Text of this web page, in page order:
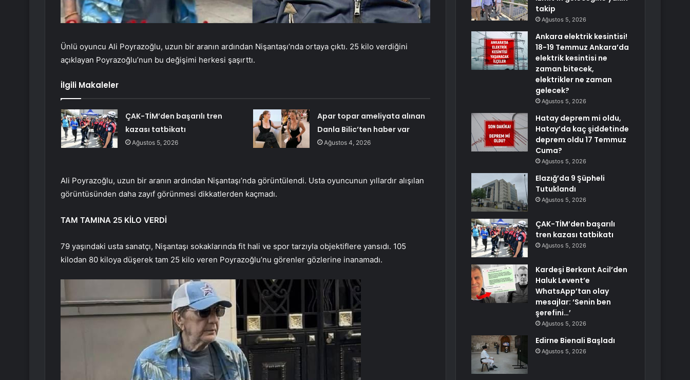
Ünlü oyuncu Ali Poyrazoğlu, uzun bir aranın ardından Nişantaşı’nda ortaya çıktı. 25 kilo verdiğini
açıklayan Poyrazoğlu’nun bu değişimi herkesi şaşırttı.
İlgili Makaleler
ÇAK-TİM’den başarılı tren
kazası tatbikatı
Ağustos 5, 2026
Apar topar ameliyata alınan
Danla Bilic’ten haber var
Ağustos 4, 2026
Ali Poyrazoğlu, uzun bir aranın ardından Nişantaşı’nda görüntülendi. Usta oyuncunun yıllardır alışılan
görüntüsünden daha zayıf görünmesi dikkatlerden kaçmadı.
TAM TAMINA 25 KİLO VERDİ
79 yaşındaki usta sanatçı, Nişantaşı sokaklarında fit hali ve spor tarzıyla objektiflere yansıdı. 105
kilodan 80 kiloya düşerek tam 25 kilo veren Poyrazoğlu’nu görenler gözlerine inanamadı.
takip
Ağustos 5, 2026
Ankara elektrik kesintisi!
18-19 Temmuz Ankara’da
elektrik kesintisi ne
zaman bitecek,
elektrikler ne zaman
gelecek?
Ağustos 5, 2026
Hatay deprem mi oldu,
Hatay’da kaç şiddetinde
deprem oldu 17 Temmuz
Cuma?
Ağustos 5, 2026
Elazığ’da 9 Şüpheli
Tutuklandı
Ağustos 5, 2026
ÇAK-TİM’den başarılı
tren kazası tatbikatı
Ağustos 5, 2026
Kardeşi Berkant Acil’den
Haluk Levent’e
WhatsApp’tan olay
mesajlar: ‘Senin ben
şerefini…’
Ağustos 5, 2026
Edirne Bienali Başladı
Ağustos 5, 2026